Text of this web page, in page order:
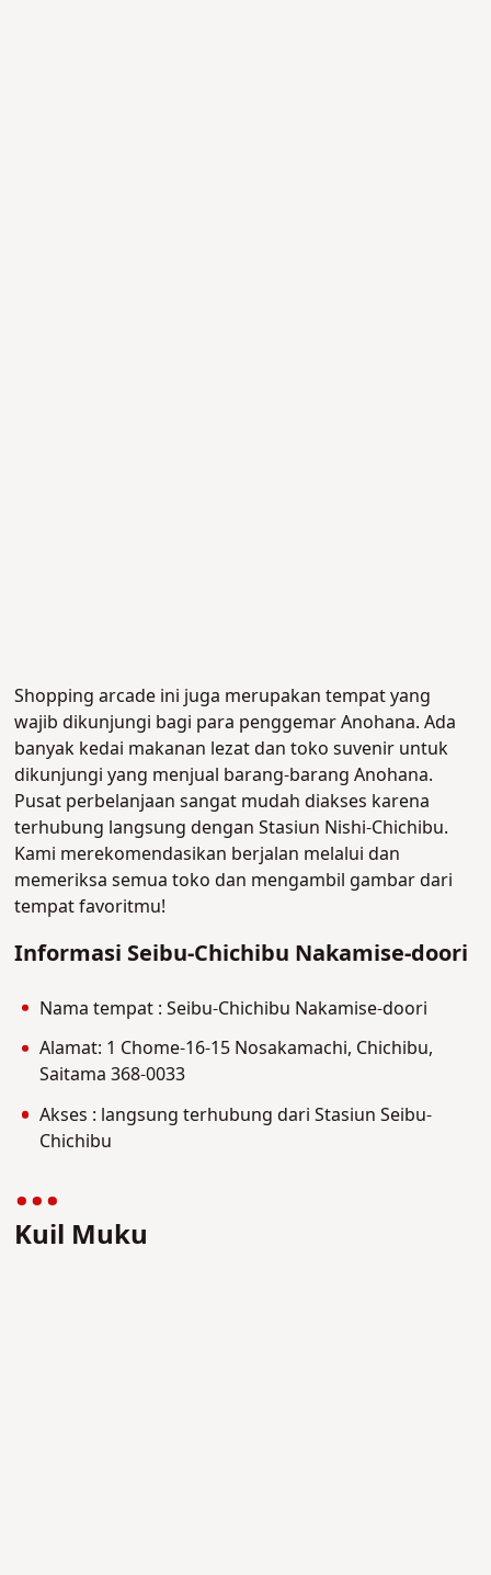
Shopping arcade ini juga merupakan tempat yang
wajib dikunjungi bagi para penggemar Anohana. Ada
banyak kedai makanan lezat dan toko suvenir untuk
dikunjungi yang menjual barang-barang Anohana.
Pusat perbelanjaan sangat mudah diakses karena
terhubung langsung dengan Stasiun Nishi-Chichibu.
Kami merekomendasikan berjalan melalui dan
memeriksa semua toko dan mengambil gambar dari
tempat favoritmu!
Informasi Seibu-Chichibu Nakamise-doori
Nama tempat : Seibu-Chichibu Nakamise-doori
Alamat: 1 Chome-16-15 Nosakamachi, Chichibu,
Saitama 368-0033
Akses : langsung terhubung dari Stasiun Seibu-
Chichibu
Kuil Muku